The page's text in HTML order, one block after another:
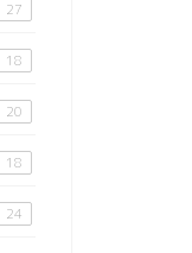
27
18
20
18
24